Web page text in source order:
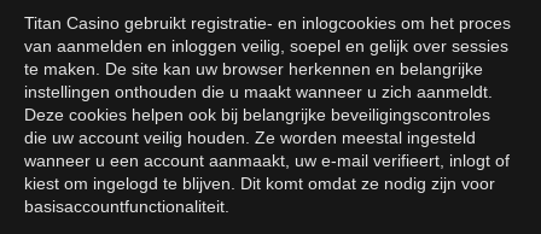
Titan Casino gebruikt registratie- en inlogcookies om het proces
van aanmelden en inloggen veilig, soepel en gelijk over sessies
te maken. De site kan uw browser herkennen en belangrijke
instellingen onthouden die u maakt wanneer u zich aanmeldt.
Deze cookies helpen ook bij belangrijke beveiligingscontroles
die uw account veilig houden. Ze worden meestal ingesteld
wanneer u een account aanmaakt, uw e-mail verifieert, inlogt of
kiest om ingelogd te blijven. Dit komt omdat ze nodig zijn voor
basisaccountfunctionaliteit.